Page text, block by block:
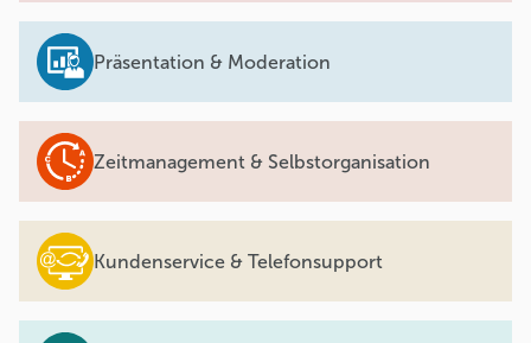
Präsentation & Moderation
Zeitmanagement & Selbstorganisation
Kundenservice & Telefonsupport